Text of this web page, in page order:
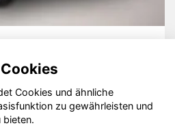
GmbH 2020 - 2026
Cookies und ähnliche
zu gewährleisten und
bieten.